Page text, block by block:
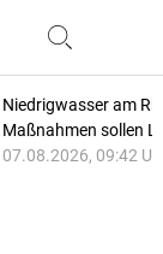
Niedrigwasser am
Maßnahmen sollen
07.08.2026, 09:42